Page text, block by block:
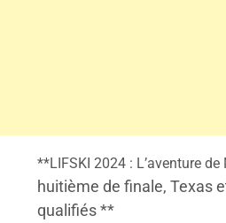
**LIFSKI 2024 : L’aventure de
huitième de finale, Texas
qualifiés **